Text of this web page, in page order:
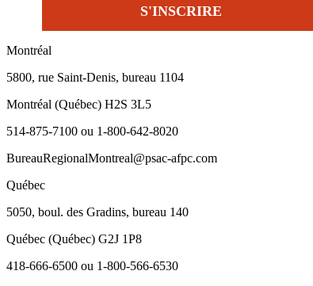
Montréal
5800, rue Saint-Denis, bureau 1104
Montréal (Québec) H2S 3L5
514-875-7100 ou 1-800-642-8020
BureauRegionalMontreal@psac-afpc.com
Québec
5050, boul. des Gradins, bureau 140
Québec (Québec) G2J 1P8
418-666-6500 ou 1-800-566-6530